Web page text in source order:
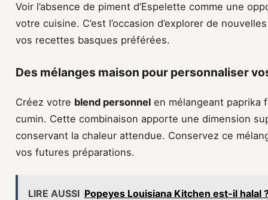
Voir l’absence de piment d’Espelette comme une
votre cuisine. C’est l’occasion d’explorer de
vos recettes basques préférées.
Des mélanges maison pour personnaliser
Créez votre blend personnel en mélangeant paprika
cumin. Cette combinaison apporte une dimension
conservant la chaleur attendue. Conservez ce
vos futures préparations.
LIRE AUSSI Popeyes Louisiana Kitchen est-il halal